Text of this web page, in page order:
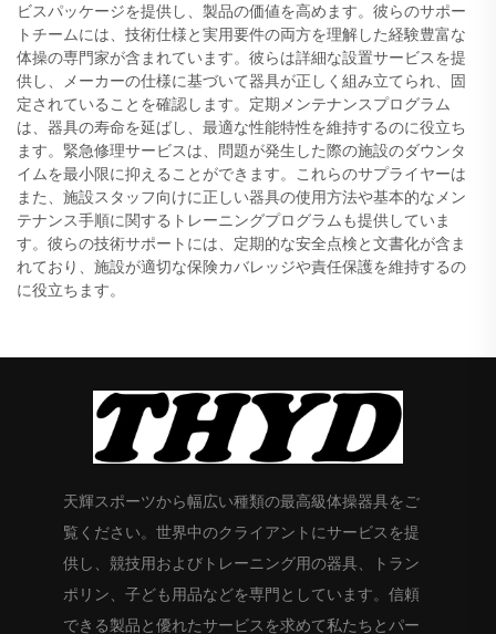
ビスパッケージを提供し、製品の価値を高めます。彼らのサポー
トチームには、技術仕様と実用要件の両方を理解した経験豊富な
体操の専門家が含まれています。彼らは詳細な設置サービスを提
供し、メーカーの仕様に基づいて器具が正しく組み立てられ、固
定されていることを確認します。定期メンテナンスプログラム
は、器具の寿命を延ばし、最適な性能特性を維持するのに役立ち
ます。緊急修理サービスは、問題が発生した際の施設のダウンタ
イムを最小限に抑えることができます。これらのサプライヤーは
また、施設スタッフ向けに正しい器具の使用方法や基本的なメン
テナンス手順に関するトレーニングプログラムも提供していま
す。彼らの技術サポートには、定期的な安全点検と文書化が含ま
れており、施設が適切な保険カバレッジや責任保護を維持するの
に役立ちます。
天輝スポーツから幅広い種類の最高級体操器具をご
覧ください。世界中のクライアントにサービスを提
供し、競技用およびトレーニング用の器具、トラン
ポリン、子ども用品などを専門としています。信頼
できる製品と優れたサービスを求めて私たちとパー